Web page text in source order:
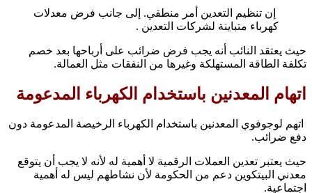
إن تنظيم التعدين أمر منطقي. إلى جانب فرض معدلات
كهرباء متباينة لشركات التعدين .
حيث يعتقد النائب أنه يجب فرض ضرائب على أرباحها بعد خصم
تكلفة الطاقة المستهلكة وغيرها من النفقات مثل العمالة.
اتهام المعدنين باستخدام الكهرباء المدعومة
اتهم لوجوفوي المعدنين باستخدام الكهرباء الرخيصة المدعومة دون
دفع ضرائب.
حيث يعتبر تعدين العملات الرقمية لا أهمية له لأنه لا يجب أن يتوقع
معدني البيتكوين دعم من الحكومة لأن نشاطهم ليس له أهمية
اجتماعية.